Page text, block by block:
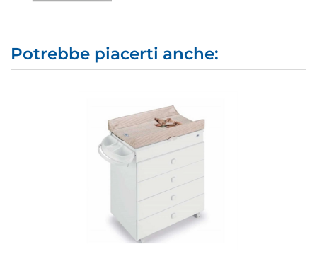
Potrebbe piacerti anche: